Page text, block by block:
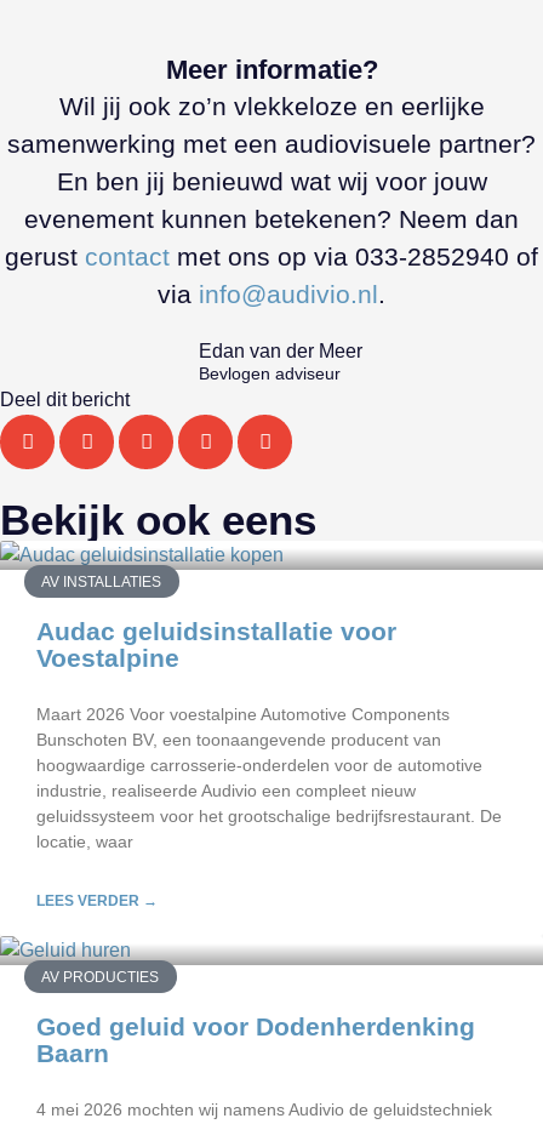
Meer informatie?
Wil jij ook zo’n vlekkeloze en eerlijke
samenwerking met een audiovisuele partner?
En ben jij benieuwd wat wij voor jouw
evenement kunnen betekenen? Neem dan
gerust contact met ons op via 033-2852940 of
via info@audivio.nl.
Edan van der Meer
Bevlogen adviseur
Deel dit bericht
Bekijk ook eens
AV INSTALLATIES
Audac geluidsinstallatie voor
Voestalpine
Maart 2026 Voor voestalpine Automotive Components
Bunschoten BV, een toonaangevende producent van
hoogwaardige carrosserie-onderdelen voor de automotive
industrie, realiseerde Audivio een compleet nieuw
geluidssysteem voor het grootschalige bedrijfsrestaurant. De
locatie, waar
LEES VERDER →
AV PRODUCTIES
Goed geluid voor Dodenherdenking
Baarn
4 mei 2026 mochten wij namens Audivio de geluidstechniek